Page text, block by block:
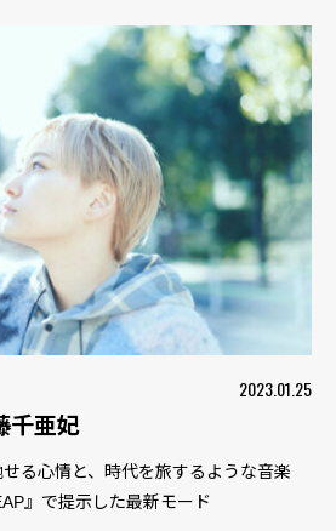
2023.01.25
千亜妃
せる心情と、時代を旅するような音楽
』で提示した最新モード